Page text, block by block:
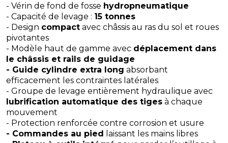
- Vérin de fond de fosse hydropneumatique
- Capacité de levage : 15 tonnes
- Design compact avec châssis au ras du sol et roues
pivotantes
- Modèle haut de gamme avec déplacement dans
le châssis et rails de guidage
- Guide cylindre extra long absorbant
efficacement les contraintes latérales
- Groupe de levage entièrement hydraulique avec
lubrification automatique des tiges à chaque
mouvement
- Protection renforcée contre corrosion et usure
- Commandes au pied laissant les mains libres